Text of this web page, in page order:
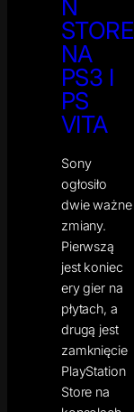
N
STORE
NA
PS3 I
PS
VITA
Sony
ogłosiło
dwie ważne
zmiany.
Pierwszą
jest koniec
ery gier na
płytach, a
drugą jest
zamknięcie
PlayStation
Store na